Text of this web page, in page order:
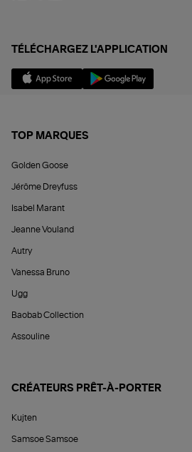
TÉLÉCHARGEZ L'APPLICATION
TOP MARQUES
Golden Goose
Jérôme Dreyfuss
Isabel Marant
Jeanne Vouland
Autry
Vanessa Bruno
Ugg
Baobab Collection
Assouline
CRÉATEURS PRÊT-À-PORTER
Kujten
Samsoe Samsoe